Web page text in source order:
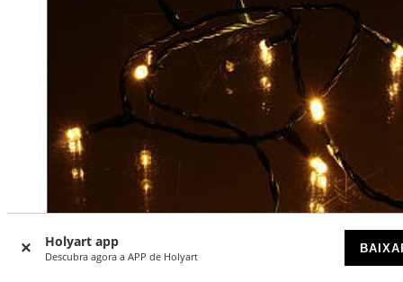
Holyart app
Descubra agora a APP de Holyart